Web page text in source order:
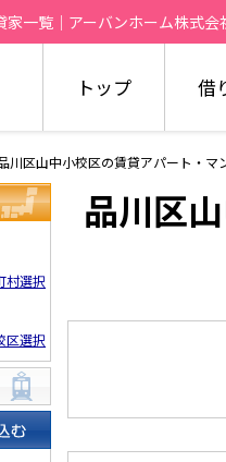
一覧｜アーバンホーム株式会
トップ 借
川区山中小校区の賃貸アパート・マ
村選択
区選択
品川区